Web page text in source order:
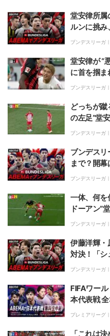
堂安律所属
ルンに挑み
月も
ブンデスリーガ｜
堂安律が “
に首を掴ま
る瞬間「
ブンデスリーガ｜
どっちが
の左足”堂
「技あり
ブンデスリーガ｜
ブンデス
まで？開
ブンデスリーガ｜
一体、何を
ドーアン”
止める→股
ブンデスリーガ｜
伊藤洋輝・
対決！「
ク」など
ブンデスリーガ｜
FIFAワー
本代表戦
プレミアリーグ｜
「これは